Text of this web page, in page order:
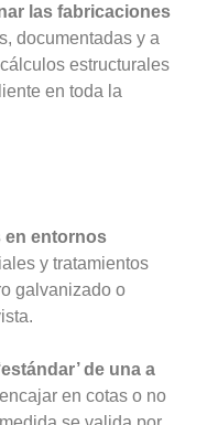
las fabricaciones
documentadas y a
estructurales
en toda la
en entornos
y tratamientos
galvanizado o
de una a
en cotas o no